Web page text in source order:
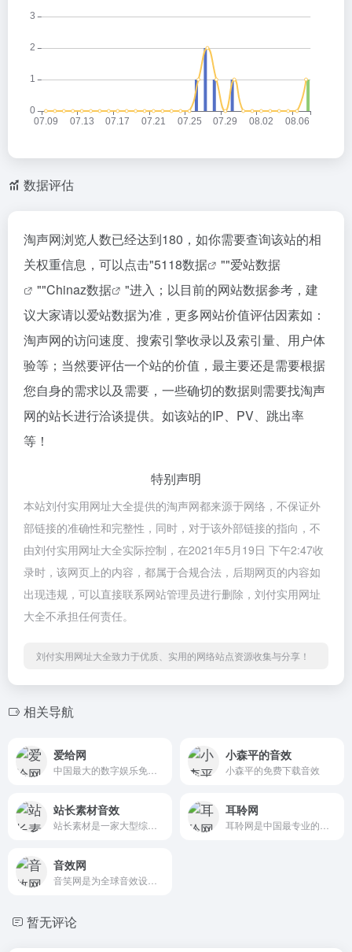
数据评估
淘声网浏览人数已经达到180，如你需要查询该站的相
关权重信息，可以点击"5118数据 ""爱站数据
""Chinaz数据
"进入；以目前的网站数据参考，建
议大家请以爱站数据为准，更多网站价值评估因素如：
淘声网的访问速度、搜索引擎收录以及索引量、用户体
验等；当然要评估一个站的价值，最主要还是需要根据
您自身的需求以及需要，一些确切的数据则需要找淘声
网的站长进行洽谈提供。如该站的IP、PV、跳出率
等！
特别声明
本站刘付实用网址大全提供的淘声网都来源于网络，不保证外
部链接的准确性和完整性，同时，对于该外部链接的指向，不
由刘付实用网址大全实际控制，在2021年5月19日 下午2:47收
录时，该网页上的内容，都属于合规合法，后期网页的内容如
出现违规，可以直接联系网站管理员进行删除，刘付实用网址
大全不承担任何责任。
刘付实用网址大全致力于优质、实用的网络站点资源收集与分享！
相关导航
爱给网 小森平的音效
小森平的免费下载音效
站长素材音效 耳聆网
音效网
暂无评论